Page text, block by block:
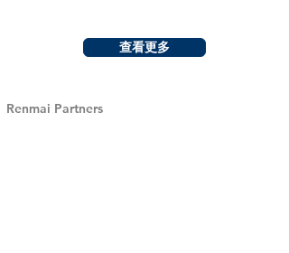
查看更多
Renmai Partners